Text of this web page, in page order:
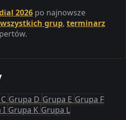
2026 po najnowsze
grup, terminarz
Grupa D Grupa E Grupa F
I Grupa K Grupa L